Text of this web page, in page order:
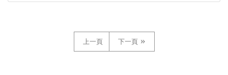
上一頁 下一頁